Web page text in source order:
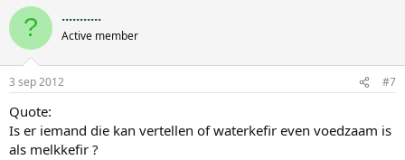
? ...........
Active member
3 sep 2012 #7
Quote:
Is er iemand die kan vertellen of waterkefir even voedzaam is
als melkkefir ?